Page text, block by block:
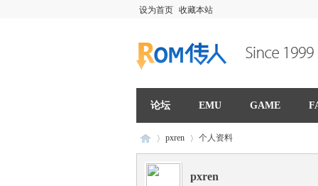
设为首页 收藏本站
论坛 EMU GAME
pxren 个人资料
pxren